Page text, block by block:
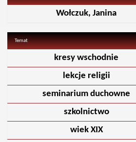
Wołczuk, Janina
Temat
kresy wschodnie
lekcje religii
seminarium duchowne
szkolnictwo
wiek XIX